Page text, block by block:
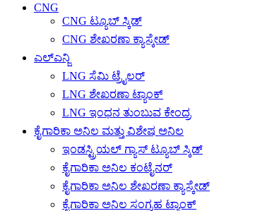
CNG
CNG ಟ್ಯೂಬ್ ಸ್ಕಿಡ್
CNG ಶೇಖರಣಾ ಕ್ಯಾಸ್ಕೇಡ್
ಎಲ್ಎನ್ಜಿ
LNG ಸೆಮಿ ಟ್ರೈಲರ್
LNG ಶೇಖರಣಾ ಟ್ಯಾಂಕ್
LNG ಇಂಧನ ತುಂಬುವ ಕೇಂದ್ರ
ಕೈಗಾರಿಕಾ ಅನಿಲ ಮತ್ತು ವಿಶೇಷ ಅನಿಲ
ಇಂಡಸ್ಟ್ರಿಯಲ್ ಗ್ಯಾಸ್ ಟ್ಯೂಬ್ ಸ್ಕಿಡ್
ಕೈಗಾರಿಕಾ ಅನಿಲ ಕಂಟೈನರ್
ಕೈಗಾರಿಕಾ ಅನಿಲ ಶೇಖರಣಾ ಕ್ಯಾಸ್ಕೇಡ್
ಕೈಗಾರಿಕಾ ಅನಿಲ ಸಂಗ್ರಹ ಟ್ಯಾಂಕ್